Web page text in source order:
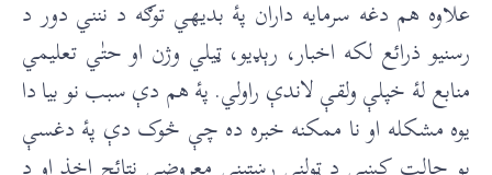
علاوه هم دغه سرمايه داران پۀ بديهي توګه د ننني دور د
رسنيو ذرائع لکه اخبار، رېډيو، ټيلي وژن او حتٰي تعليمي
منابع لۀ خپلې ولقې لاندې راولي. پۀ هم دې سبب نو بيا دا
يوه مشکله او نا ممکنه خبره ده چې څوک دې پۀ دغسې